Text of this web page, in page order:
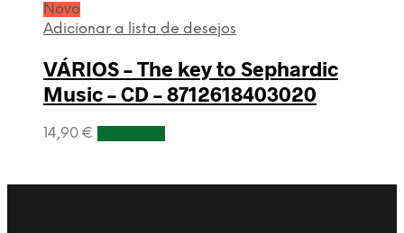
Novo
Adicionar a lista de desejos
VÁRIOS – The key to Sephardic
Music – CD – 8712618403020
14,90 €